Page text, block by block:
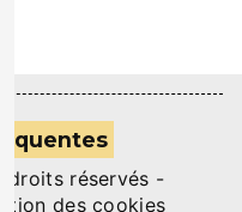
droits réservés -
des cookies